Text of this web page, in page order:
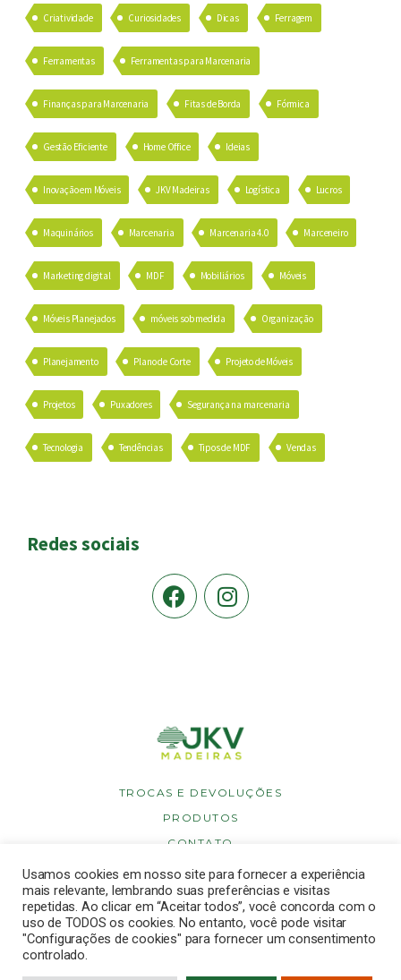
Criatividade Curiosidades Dicas Ferragem
Ferramentas Ferramentas para Marcenaria
Finanças para Marcenaria Fitas de Borda Fórmica
Gestão Eficiente Home Office Ideias
Inovação em Móveis JKV Madeiras Logística Lucros
Maquinários Marcenaria Marcenaria 4.0 Marceneiro
Marketing digital MDF Mobiliários Móveis
Móveis Planejados móveis sob medida Organização
Planejamento Plano de Corte Projeto de Móveis
Projetos Puxadores Segurança na marcenaria
Tecnologia Tendências Tipos de MDF Vendas
Redes sociais
TROCAS E DEVOLUÇÕES
PRODUTOS
CONTATO
POLÍTICA DE PRIVACIDADE
POLÍTICA DE COOKIES
Copyright © 2026 JKV Madeiras. Todos os direitos reservados.
Usamos cookies em nosso site para fornecer a experiência
mais relevante, lembrando suas preferências e visitas
repetidas. Ao clicar em “Aceitar todos”, você concorda com o
uso de TODOS os cookies. No entanto, você pode visitar
"Configurações de cookies" para fornecer um consentimento
controlado.